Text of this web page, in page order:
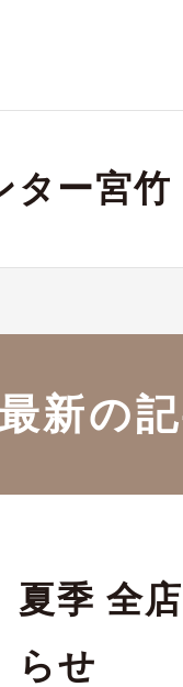
ター宮竹
新の
夏季 全
らせ